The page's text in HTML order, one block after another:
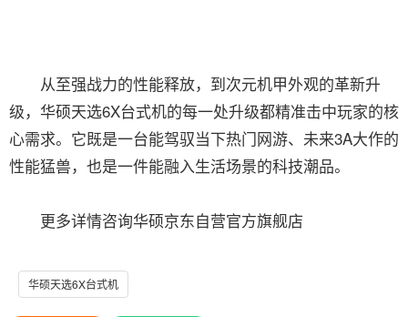
从至强战力的性能释放，到次元机甲外观的革新升
级，华硕天选6X台式机的每一处升级都精准击中玩家的核
心需求。它既是一台能驾驭当下热门网游、未来3A大作的
性能猛兽，也是一件能融入生活场景的科技潮品。
更多详情咨询华硕京东自营官方旗舰店
华硕天选6X台式机